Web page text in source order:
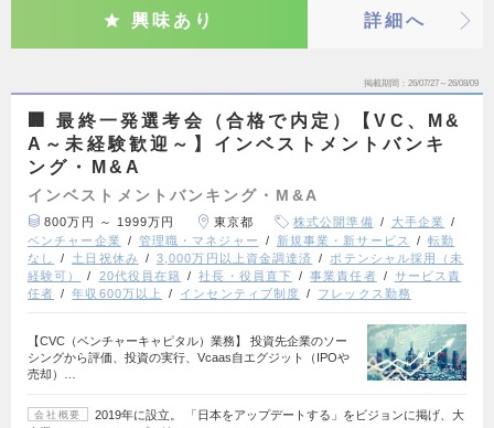
興味あり 詳細へ
掲載期間 26/07/27～26/08/09
🏢 最終一発選考会（合格で内定）【VC、M&
A～未経験歓迎～】インベストメントバンキ
ング・M&A
インベストメントバンキング・M&A
800万円 ～ 1999万円 東京都 株式公開準備
大手企業
ベンチャー企業
管理職・マネジャー 新規事業・新サービス
転勤
なし
土日祝休み 3,000万円以上資金調達済
ポテンシャル採用（未
経験可）
20代役員在籍 社長・役員直下 事業責任者
サービス責
任者
年収600万以上 インセンティブ制度 フレックス勤務
【CVC（ベンチャーキャピタル）業務】 投資先企業のソー
シングから評価、投資の実行、Vcaas自エグジット（IPOや
売却）…
会社概要
2019年に設立。 「日本をアップデートする」をビジョンに掲げ、大